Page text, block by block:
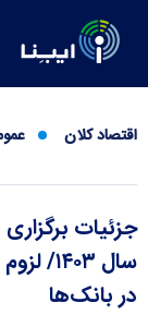
اقتصاد کلان
جزئیات
سال
در بانک‌ها